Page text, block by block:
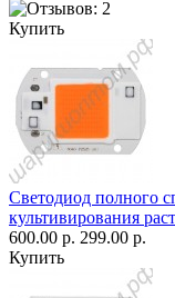
Купить
Светодиод полного
культивирования
600.00 р. 299.00 р.
Купить